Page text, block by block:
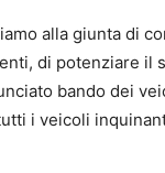
alla giunta di
di potenziare il
bando dei
i veicoli